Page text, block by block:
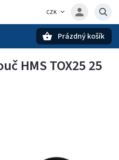
CZK
Prázdný košík
HMS TOX25 25